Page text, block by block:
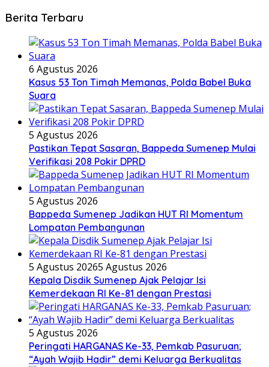
Berita Terbaru
6 Agustus 2026
Kasus 53 Ton Timah Memanas, Polda Babel Buka
Suara
5 Agustus 2026
Pastikan Tepat Sasaran, Bappeda Sumenep Mulai
Verifikasi 208 Pokir DPRD
5 Agustus 2026
Bappeda Sumenep Jadikan HUT RI Momentum
Lompatan Pembangunan
5 Agustus 20265 Agustus 2026
Kepala Disdik Sumenep Ajak Pelajar Isi
Kemerdekaan RI Ke-81 dengan Prestasi
5 Agustus 2026
Peringati HARGANAS Ke-33, Pemkab Pasuruan;
“Ayah Wajib Hadir” demi Keluarga Berkualitas